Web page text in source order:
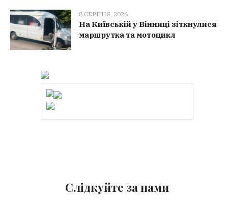
8 СЕРПНЯ, 2026
На Київській у Вінниці зіткнулися
маршрутка та мотоцикл
Слідкуйте за нами